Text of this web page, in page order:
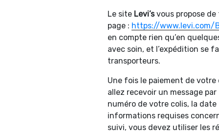
Le site Levi’svous propose
page : https://www.levi.com/
en compte rien qu’en
avec soin, et l’expédition se
transporteurs.
Une fois le paiement de
allez recevoir un message
numéro de votre colis, la
informations requises
suivi, vous devez utiliser les